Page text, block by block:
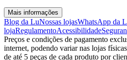
Mais informações
Blog da LuNossas lojasWhatsApp da
lojaRegulamentoAcessibilidade
Preços e condições de pagamento
internet, podendo variar nas lojas
de até 5 peças de cada produto por